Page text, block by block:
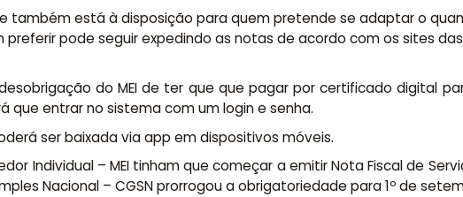
também está à disposição para quem pretende se adaptar o
pode seguir expedindo as notas de acordo com os sites
do MEI de ter que que pagar por certificado digital
entrar no sistema com um login e senha.
ser baixada via app em dispositivos móveis.
Individual – MEI tinham que começar a emitir Nota Fiscal de
Nacional – CGSN prorrogou a obrigatoriedade para 1º de